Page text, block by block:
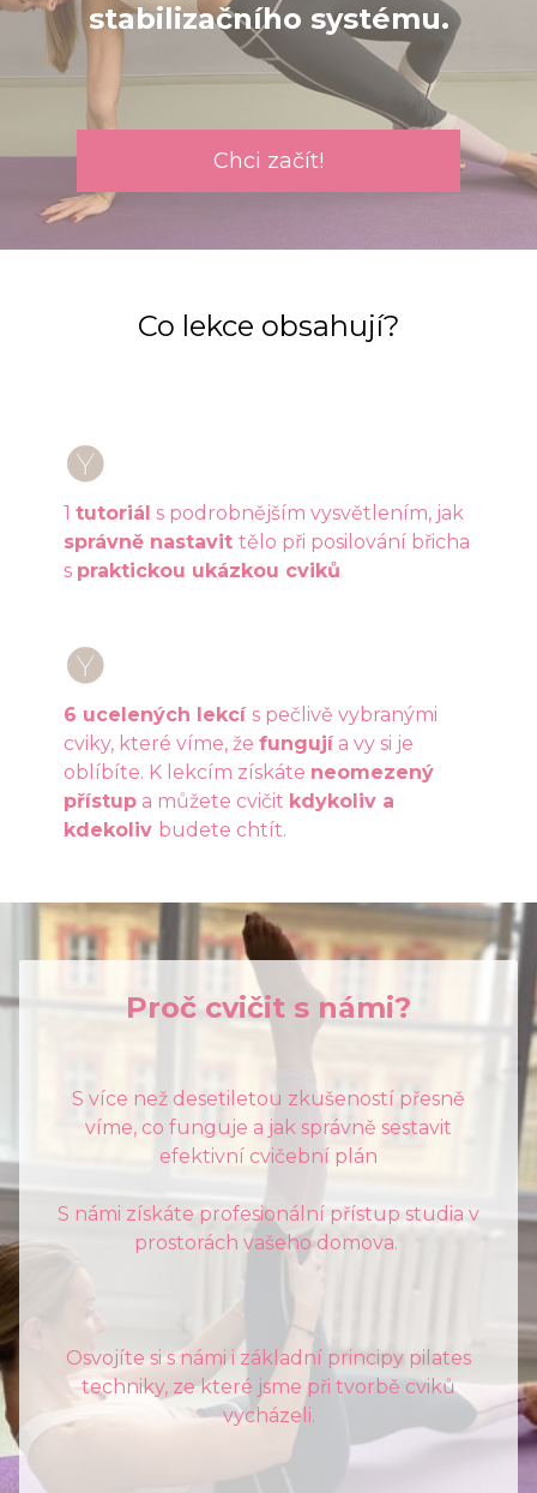
stabilizačního systému.
Chci začít!
Co lekce obsahují?
1 tutoriál s podrobnějším vysvětlením, jak
správně nastavit tělo při posilování břicha
s praktickou ukázkou cviků
6 ucelených lekcí s pečlivě vybranými
cviky, které víme, že fungujía vy si je
oblíbíte. K lekcím získáte neomezený
přístupa můžete cvičit kdykoliv a
kdekoliv budete chtít.
Proč cvičit s námi?
S více než desetiletou zkušeností přesně
víme, co funguje a jak správně sestavit
efektivní cvičební plán
S námi získáte profesionální přístup studia v
prostorách vašeho domova.
Osvojíte si s námi i základní principy pilates
techniky, ze které jsme při tvorbě cviků
vycházeli.